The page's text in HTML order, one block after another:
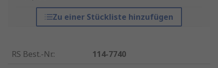
Zu einer Stückliste hinzufügen
RS Best.-Nr.:
114-7740